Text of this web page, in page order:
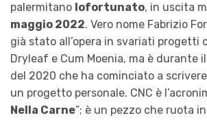
palermitano Iofortunato, in uscita
maggio 2022. Vero nome Fabrizio
già stato all’opera in svariati progetti
Dryleaf e Cum Moenia, ma è durante
del 2020 che ha cominciato a
un progetto personale. CNC è
Nella Carne”; è un pezzo che ruota